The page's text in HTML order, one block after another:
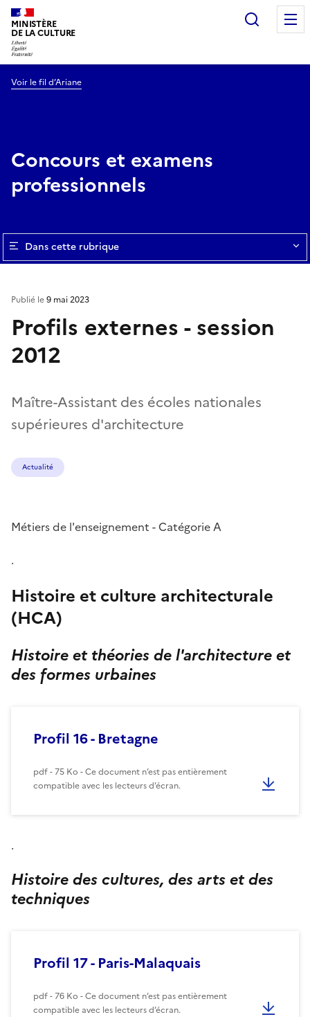
MINISTÈRE
DE LA CULTURE
Voir le fil d’Ariane
Concours et examens
professionnels
Dans cette rubrique
Profils externes - session
2012
Maître-Assistant des écoles nationales
supérieures d'architecture
Publié le9 mai 2023
Actualité
Métiers de l'enseignement - Catégorie A
.
Histoire et culture architecturale
(HCA)
Histoire et théories de l'architecture et
des formes urbaines
Profil 16 - Bretagne
pdf - 75 Ko - Ce document n’est pas entièrement
compatible avec les lecteurs d’écran.
.
Histoire des cultures, des arts et des
techniques
Profil 17 - Paris-Malaquais
pdf - 76 Ko - Ce document n’est pas entièrement
compatible avec les lecteurs d’écran.